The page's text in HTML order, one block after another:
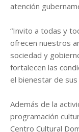
atención
“Invito a todas y
ofrecen nuestros
sociedad y
fortalecen las
el bienestar de sus
Además de la
programación
Centro Cultural